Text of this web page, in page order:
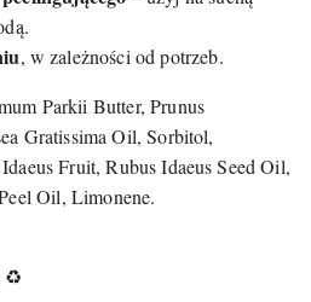
, w zależności od potrzeb.
Parkii Butter, Prunus
Gratissima Oil, Sorbitol,
Fruit, Rubus Idaeus Seed Oil,
Oil, Limonene.
♻️